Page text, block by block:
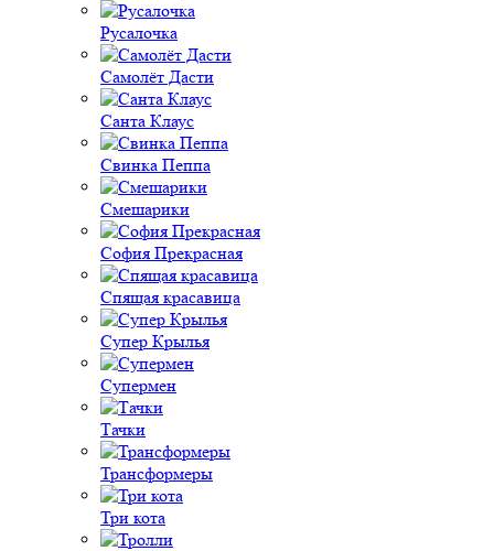
Русалочка
Самолёт Дасти
Санта Клаус
Свинка Пеппа
Смешарики
София Прекрасная
Спящая красавица
Супер Крылья
Супермен
Тачки
Трансформеры
Три кота